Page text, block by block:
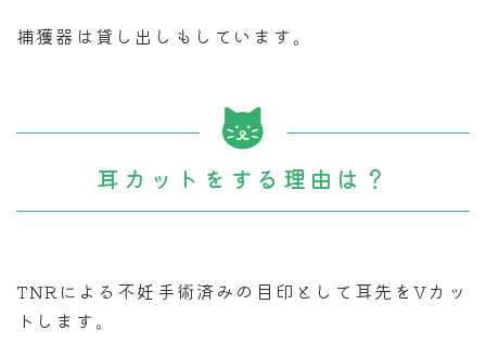
捕獲器は貸し出しもしています。
耳カットをする理由は？
TNRによる不妊手術済みの目印として耳先をVカッ
トします。